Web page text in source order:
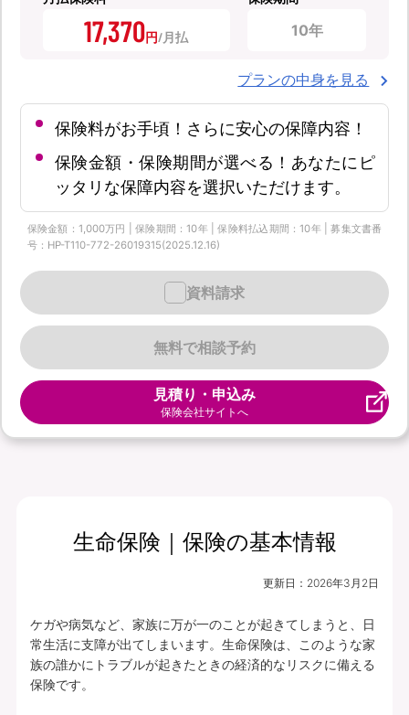
17,370円 10年
プランの中身を見る
保険料がお手頃！さらに安心の保障内容！
保険金額・保険期間が選べる！あなたにピ
ッタリな保障内容を選択いただけます。
保険金額：1,000万円 | 保険期間：10年 | 保険料払込期間：10年 | 募集文書番
号：HP-T110-772-26019315(2025.12.16)
無料で相談予約
資料請求
見積り・申込み
保険会社サイトへ
生命保険｜保険の基本情報
更新日： 2026年3月2日
ケガや病気など、家族に万が一のことが起きてしまうと、日
常生活に支障が出てしまいます。生命保険は、このような家
族の誰かにトラブルが起きたときの経済的なリスクに備える
保険です。